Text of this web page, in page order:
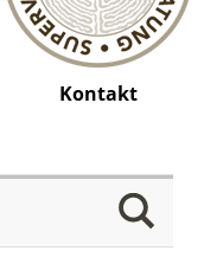
Kontakt